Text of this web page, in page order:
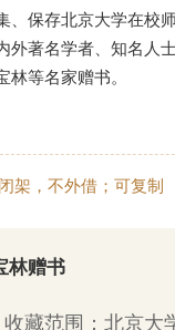
、保存北京大学在校
外著名学者、知名人
林等名家赠书。
架，不外借；可复制
林赠书
收藏范围：北京大